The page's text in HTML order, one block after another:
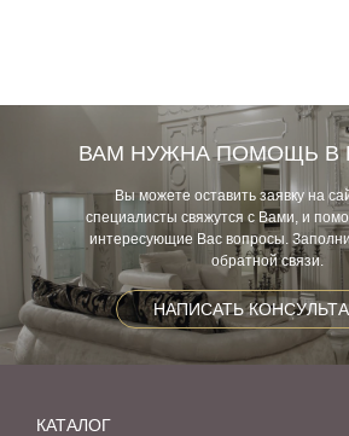
ВАМ НУЖНА ПОМОЩЬ В
Вы можете оставить заявку на
специалисты свяжутся с Вами, и
интересующие Вас вопросы.
обратной связи.
НАПИСАТЬ
КАТАЛОГ